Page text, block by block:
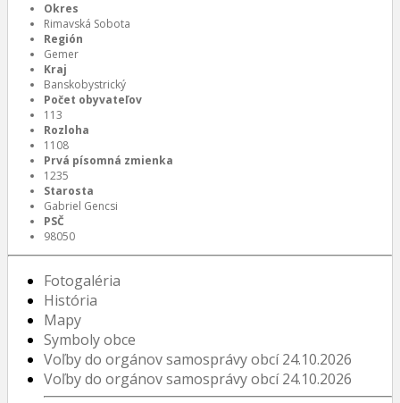
Okres
Rimavská Sobota
Región
Gemer
Kraj
Banskobystrický
Počet obyvateľov
113
Rozloha
1108
Prvá písomná zmienka
1235
Starosta
Gabriel Gencsi
PSČ
98050
Fotogaléria
História
Mapy
Symboly obce
Voľby do orgánov samosprávy obcí 24.10.2026
Voľby do orgánov samosprávy obcí 24.10.2026